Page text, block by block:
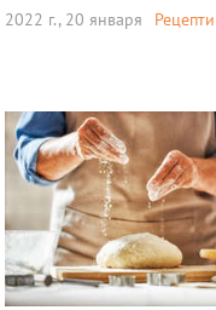
2022 г., 20 января Рецепти